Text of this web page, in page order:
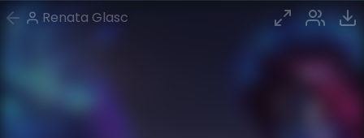
Renata Glasc